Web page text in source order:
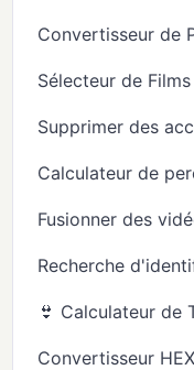
Convertisseur de
Sélecteur de
Supprimer des
Calculateur de
Fusionner des
Recherche
👙 Calculateur de
Convertisseur